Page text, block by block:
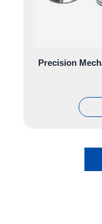
Precision